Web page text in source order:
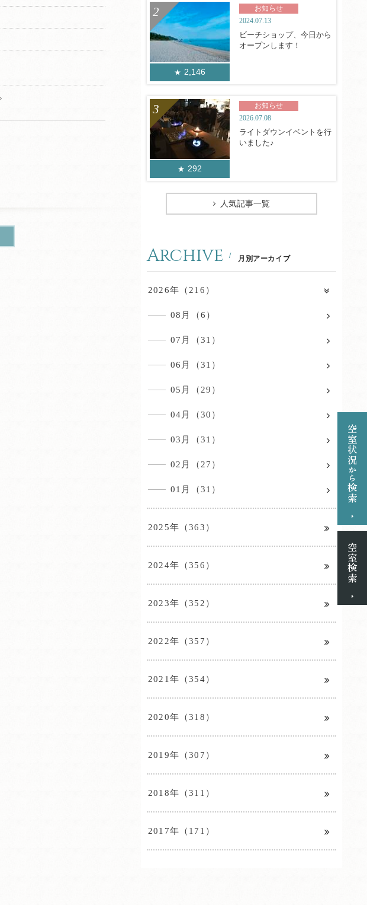
2,146
お知らせ
2024.07.13
ビーチショップ、今日から
オープンします！
292
お知らせ
2026.07.08
ライトダウンイベントを行
いました♪
人気記事一覧
Archive 月別アーカイブ
2026年（216）
08月（6）
07月（31）
06月（31）
05月（29）
04月（30）
03月（31）
02月（27）
01月（31）
2025年（363）
2024年（356）
2023年（352）
2022年（357）
2021年（354）
2020年（318）
2019年（307）
2018年（311）
2017年（171）